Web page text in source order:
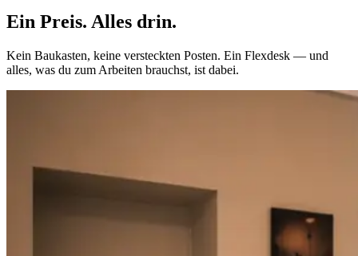
Ein Preis. Alles drin.
Kein Baukasten, keine versteckten Posten. Ein Flexdesk — und
alles, was du zum Arbeiten brauchst, ist dabei.